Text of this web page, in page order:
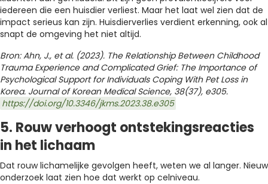
iedereen die een huisdier verliest. Maar het laat wel zien dat de
impact serieus kan zijn. Huisdierverlies verdient erkenning, ook al
snapt de omgeving het niet altijd.
Bron: Ahn, J., et al. (2023). The Relationship Between Childhood
Trauma Experience and Complicated Grief: The Importance of
Psychological Support for Individuals Coping With Pet Loss in
Korea. Journal of Korean Medical Science, 38(37), e305.
https://doi.org/10.3346/jkms.2023.38.e305
5. Rouw verhoogt ontstekingsreacties
in het lichaam
Dat rouw lichamelijke gevolgen heeft, weten we al langer. Nieuw
onderzoek laat zien hoe dat werkt op celniveau.